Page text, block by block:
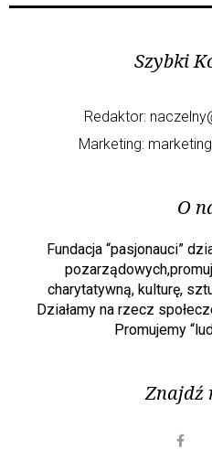
Szybki
Redaktor:
Marketing:
O
Fundacja “pasjonauci”
charytatywną, kulturę,
Działamy na rzecz
Promujemy
Znajdź